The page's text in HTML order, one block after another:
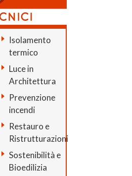
Isolamento
termico
Luce in
Architettura
Prevenzione
incendi
Restauro e
Ristrutturazioni
Sostenibilità e
Bioedilizia